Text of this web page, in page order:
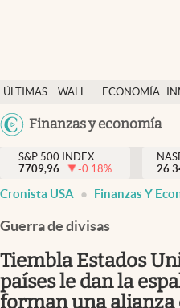
ÚLTIMAS
NOTICIAS
WALL
DÓLAR
ECONOMÍA
Finanzas y economía
Finanzas y economía
Wall Street y dólar
Inmigración
Espiritual
S&P 500 INDEX
7709,96
-0.18%
Cronista USA Finanzas Y
Guerra de divisas
Tiembla Estados
países le dan la
forman una alianza